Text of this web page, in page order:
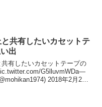
共有したいカセットテ
出
有したいカセットテープの
G5lluvmWDa—
2018年2月20